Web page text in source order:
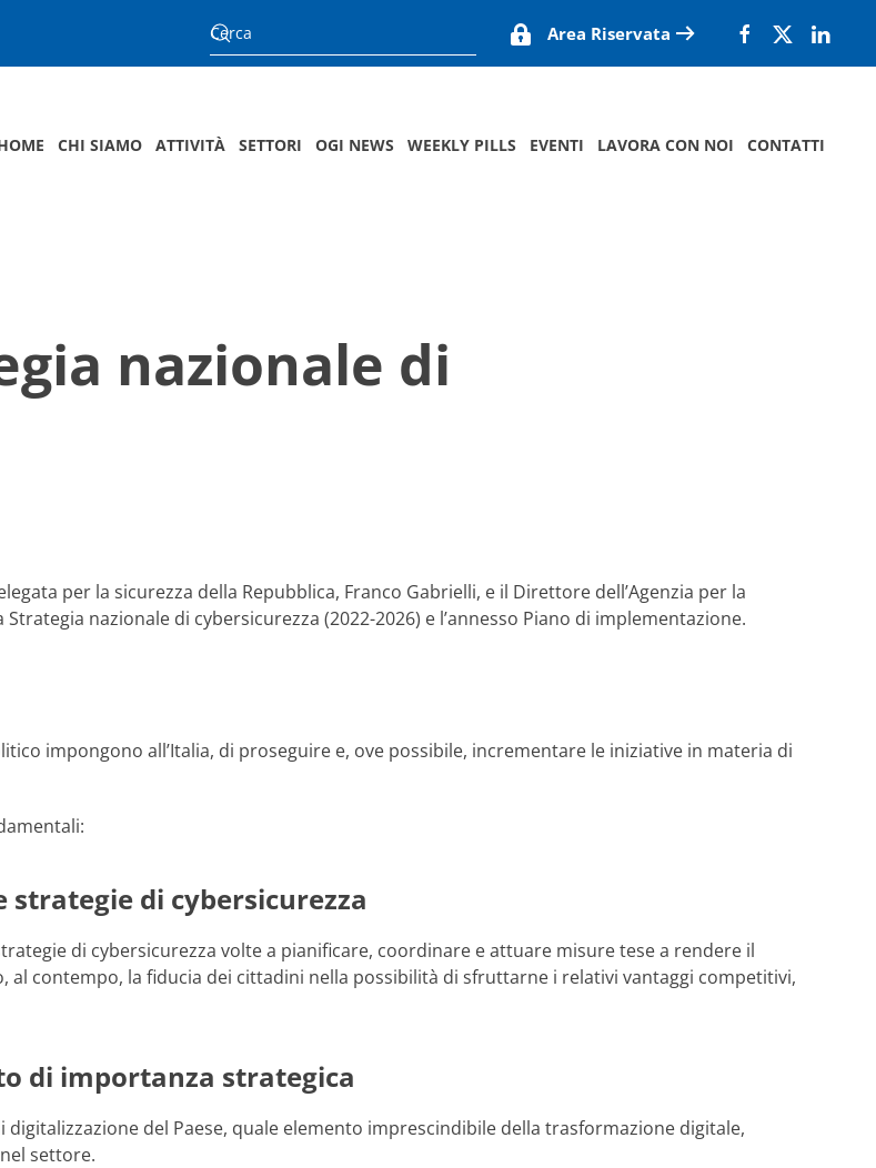
Area Riservata
CHI SIAMO ATTIVITÀ SETTORI OGI NEWS WEEKLY PILLS EVENTI LAVORA CON NOI CONTATTI
nazionale di
per la sicurezza della Repubblica, Franco Gabrielli, e il Direttore dell’Agenzia per la
nazionale di cybersicurezza (2022-2026) e l’annesso Piano di implementazione.
impongono all’Italia, di proseguire e, ove possibile, incrementare le iniziative in materia di
di cybersicurezza
di cybersicurezza volte a pianificare, coordinare e attuare misure tese a rendere il
al contempo, la fiducia dei cittadini nella possibilità di sfruttarne i relativi vantaggi competitivi,
di importanza strategica
del Paese, quale elemento imprescindibile della trasformazione digitale,
settore.